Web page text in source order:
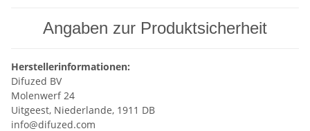
Angaben zur Produktsicherheit
Herstellerinformationen:
Difuzed BV
Molenwerf 24
Uitgeest, Niederlande, 1911 DB
info@difuzed.com